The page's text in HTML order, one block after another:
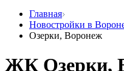
Главная
Новостройки в
Озерки, Воронеж
ЖК Озерки,